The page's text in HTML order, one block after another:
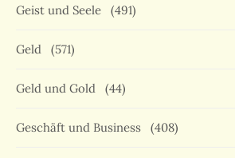
Geist und Seele (491)
Geld (571)
Geld und Gold (44)
Geschäft und Business (408)